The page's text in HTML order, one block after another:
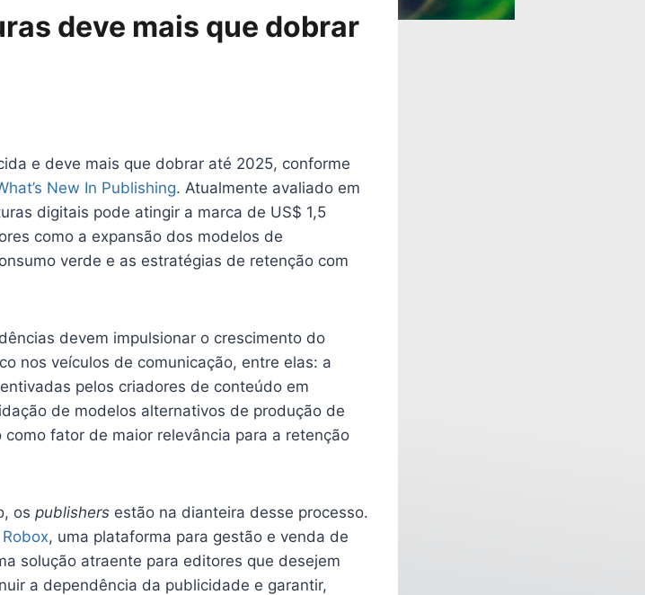
deve mais que dobrar
e deve mais que dobrar até 2025, conforme
New In Publishing. Atualmente avaliado em
digitais pode atingir a marca de US$ 1,5
como a expansão dos modelos de
verde e as estratégias de retenção com
devem impulsionar o crescimento do
nos veículos de comunicação, entre elas: a
pelos criadores de conteúdo em
de modelos alternativos de produção de
fator de maior relevância para a retenção
os publishers estão na dianteira desse processo.
Robox, uma plataforma para gestão e venda de
solução atraente para editores que desejem
a dependência da publicidade e garantir,